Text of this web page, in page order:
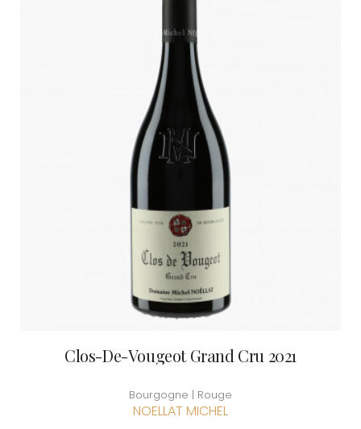
Clos-De-Vougeot Grand Cru 2021
Bourgogne | Rouge
NOELLAT MICHEL